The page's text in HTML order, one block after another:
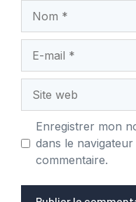
mail
web
Enregistrer mon
dans le
commentaire.